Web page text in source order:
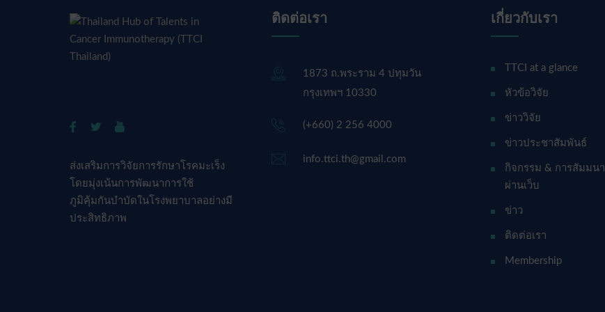
ส่งเสริมการวิจัยการรักษาโรคมะเร็ง
โดยมุ่งเน้นการพัฒนาการใช้
ภูมิคุ้มกันบำบัดในโรงพยาบาลอย่างมี
ประสิทธิภาพ
ติดต่อเรา
1873 ถ.พระราม 4 ปทุมวัน
กรุงเทพฯ 10330
(+660) 2 256 4000
info.ttci.th@gmail.com
เกี่ยวกับเรา
TTCI at a glance
หัวข้อวิจัย
ข่าววิจัย
ข่าวประชาสัมพันธ์
กิจกรรม & การสัมมนา
ผ่านเว็บ
ข่าว
ติดต่อเรา
Membership